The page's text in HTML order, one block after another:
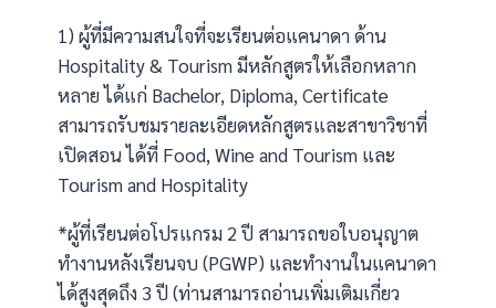
1) ผู้ที่มีความสนใจที่จะเรียนต่อแคนาดา ด้าน
Hospitality & Tourism มีหลักสูตรให้เลือกหลาก
หลาย ได้แก่ Bachelor, Diploma, Certificate
สามารถรับชมรายละเอียดหลักสูตรและสาขาวิชาที่
เปิดสอน ได้ที่ Food, Wine and Tourism และ
Tourism and Hospitality
*ผู้ที่เรียนต่อโปรแกรม 2 ปี สามารถขอใบอนุญาต
ทำงานหลังเรียนจบ (PGWP) และทำงานในแคนาดา
ได้สูงสุดถึง 3 ปี (ท่านสามารถอ่านเพิ่มเติมเกี่ยว